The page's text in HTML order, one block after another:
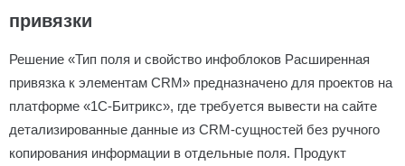
привязки
Решение «Тип поля и свойство инфоблоков Расширенная
привязка к элементам CRM» предназначено для проектов на
платформе «1С-Битрикс», где требуется вывести на сайте
детализированные данные из CRM-сущностей без ручного
копирования информации в отдельные поля. Продукт